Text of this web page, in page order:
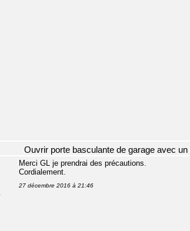
Ouvrir porte basculante de garage avec
Merci GL je prendrai des précautions.
Cordialement.
27 décembre 2016 à 21:46